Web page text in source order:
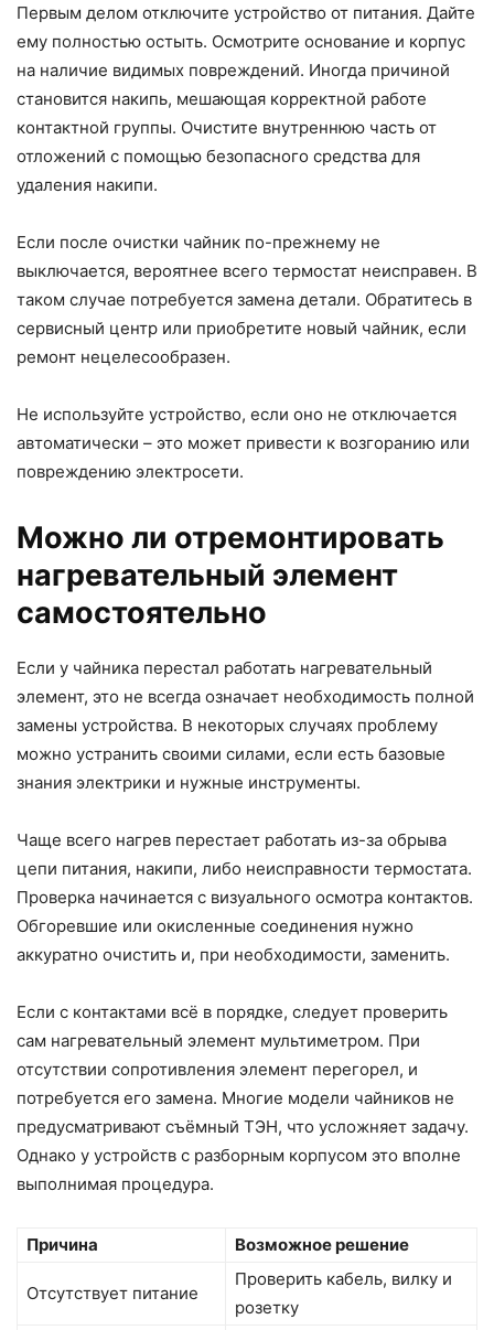
Первым делом отключите устройство от питания. Дайте
ему полностью остыть. Осмотрите основание и корпус
на наличие видимых повреждений. Иногда причиной
становится накипь, мешающая корректной работе
контактной группы. Очистите внутреннюю часть от
отложений с помощью безопасного средства для
удаления накипи.
Если после очистки чайник по-прежнему не
выключается, вероятнее всего термостат неисправен. В
таком случае потребуется замена детали. Обратитесь в
сервисный центр или приобретите новый чайник, если
ремонт нецелесообразен.
Не используйте устройство, если оно не отключается
автоматически – это может привести к возгоранию или
повреждению электросети.
Можно ли отремонтировать
нагревательный элемент
самостоятельно
Если у чайника перестал работать нагревательный
элемент, это не всегда означает необходимость полной
замены устройства. В некоторых случаях проблему
можно устранить своими силами, если есть базовые
знания электрики и нужные инструменты.
Чаще всего нагрев перестает работать из-за обрыва
цепи питания, накипи, либо неисправности термостата.
Проверка начинается с визуального осмотра контактов.
Обгоревшие или окисленные соединения нужно
аккуратно очистить и, при необходимости, заменить.
Если с контактами всё в порядке, следует проверить
сам нагревательный элемент мультиметром. При
отсутствии сопротивления элемент перегорел, и
потребуется его замена. Многие модели чайников не
предусматривают съёмный ТЭН, что усложняет задачу.
Однако у устройств с разборным корпусом это вполне
выполнимая процедура.
Причина Возможное решение
Отсутствует питание
Проверить кабель, вилку и
розетку